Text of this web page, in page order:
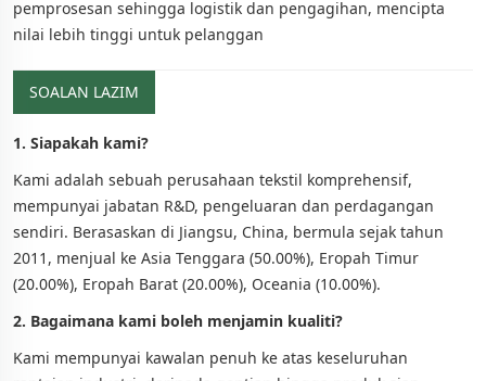
pemprosesan sehingga logistik dan pengagihan, mencipta
nilai lebih tinggi untuk pelanggan
SOALAN LAZIM
1. Siapakah kami?
Kami adalah sebuah perusahaan tekstil komprehensif,
mempunyai jabatan R&D, pengeluaran dan perdagangan
sendiri. Berasaskan di Jiangsu, China, bermula sejak tahun
2011, menjual ke Asia Tenggara (50.00%), Eropah Timur
(20.00%), Eropah Barat (20.00%), Oceania (10.00%).
2. Bagaimana kami boleh menjamin kualiti?
Kami mempunyai kawalan penuh ke atas keseluruhan